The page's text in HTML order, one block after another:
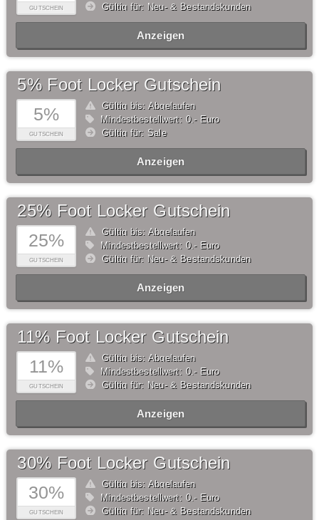
GUTSCHEIN Gültig für: Neu- & Bestandskunden
Anzeigen
5%
GUTSCHEIN
5% Foot Locker Gutschein
Gültig bis: Abgelaufen
Mindestbestellwert: 0,- Euro
Gültig für: Sale
Anzeigen
25%
GUTSCHEIN
25% Foot Locker Gutschein
Gültig bis: Abgelaufen
Mindestbestellwert: 0,- Euro
Gültig für: Neu- & Bestandskunden
Anzeigen
11%
GUTSCHEIN
11% Foot Locker Gutschein
Gültig bis: Abgelaufen
Mindestbestellwert: 0,- Euro
Gültig für: Neu- & Bestandskunden
Anzeigen
30%
GUTSCHEIN
30% Foot Locker Gutschein
Gültig bis: Abgelaufen
Mindestbestellwert: 0,- Euro
Gültig für: Neu- & Bestandskunden